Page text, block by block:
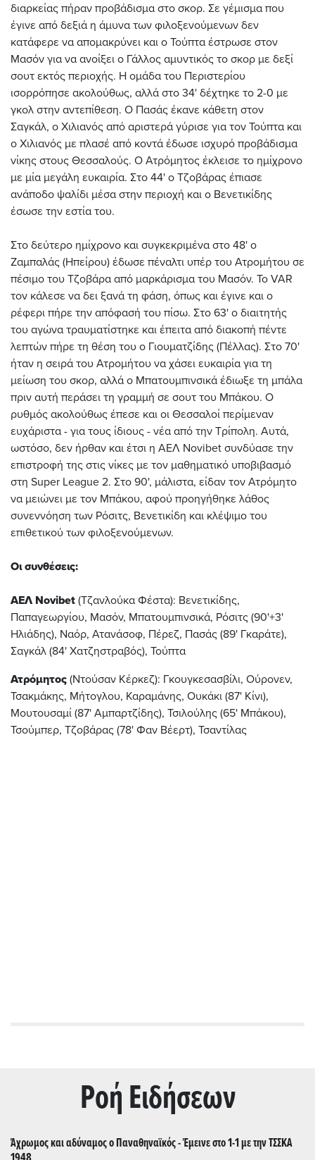
διαρκείας πήραν προβάδισμα στο σκορ. Σε γέμισμα που
έγινε από δεξιά η άμυνα των φιλοξενούμενων δεν
κατάφερε να απομακρύνει και ο Τούπτα έστρωσε στον
Μασόν για να ανοίξει ο Γάλλος αμυντικός το σκορ με δεξί
σουτ εκτός περιοχής. Η ομάδα του Περιστερίου
ισορρόπησε ακολούθως, αλλά στο 34' δέχτηκε το 2-0 με
γκολ στην αντεπίθεση. Ο Πασάς έκανε κάθετη στον
Σαγκάλ, ο Χιλιανός από αριστερά γύρισε για τον Τούπτα και
ο Χιλιανός με πλασέ από κοντά έδωσε ισχυρό προβάδισμα
νίκης στους Θεσσαλούς. Ο Ατρόμητος έκλεισε το ημίχρονο
με μία μεγάλη ευκαιρία. Στο 44' ο Τζοβάρας έπιασε
ανάποδο ψαλίδι μέσα στην περιοχή και ο Βενετικίδης
έσωσε την εστία του.
Στο δεύτερο ημίχρονο και συγκεκριμένα στο 48' ο
Ζαμπαλάς (Ηπείρου) έδωσε πέναλτι υπέρ του Ατρομήτου σε
πέσιμο του Τζοβάρα από μαρκάρισμα του Μασόν. Το VAR
τον κάλεσε να δει ξανά τη φάση, όπως και έγινε και ο
ρέφερι πήρε την απόφασή του πίσω. Στο 63' ο διαιτητής
του αγώνα τραυματίστηκε και έπειτα από διακοπή πέντε
λεπτών πήρε τη θέση του ο Γιουματζίδης (Πέλλας). Στο 70'
ήταν η σειρά του Ατρομήτου να χάσει ευκαιρία για τη
μείωση του σκορ, αλλά ο Μπατουμπινσικά έδιωξε τη μπάλα
πριν αυτή περάσει τη γραμμή σε σουτ του Μπάκου. Ο
ρυθμός ακολούθως έπεσε και οι Θεσσαλοί περίμεναν
ευχάριστα - για τους ίδιους - νέα από την Τρίπολη. Αυτά,
ωστόσο, δεν ήρθαν και έτσι η ΑΕΛ Novibet συνδύασε την
επιστροφή της στις νίκες με τον μαθηματικό υποβιβασμό
στη Super League 2. Στο 90', μάλιστα, είδαν τον Ατρόμητο
να μειώνει με τον Μπάκου, αφού προηγήθηκε λάθος
συνεννόηση των Ρόσιτς, Βενετικίδη και κλέψιμο του
επιθετικού των φιλοξενούμενων.
Οι συνθέσεις:
ΑΕΛ Novibet (Τζανλούκα Φέστα): Βενετικίδης,
Παπαγεωργίου, Μασόν, Μπατουμπινσικά, Ρόσιτς (90'+3'
Ηλιάδης), Ναόρ, Ατανάσοφ, Πέρεζ, Πασάς (89' Γκαράτε),
Σαγκάλ (84' Χατζηστραβός), Τούπτα
Ατρόμητος (Ντούσαν Κέρκεζ): Γκουγκεσασβίλι, Ούρονεν,
Τσακμάκης, Μήτογλου, Καραμάνης, Ουκάκι (87' Κίνι),
Μουτουσαμί (87' Αμπαρτζίδης), Τσιλούλης (65' Μπάκου),
Τσούμπερ, Τζοβάρας (78' Φαν Βέερτ), Τσαντίλας
Ρoή Ειδήσεων
Άχρωμος και αδύναμος ο Παναθηναϊκός - Έμεινε στο 1-1 με την ΤΣΣΚΑ